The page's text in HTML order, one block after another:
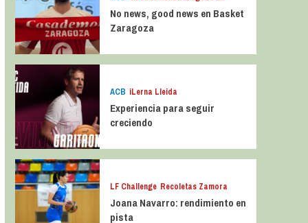
No news, good news en Basket
Zaragoza
ACB iLerna Lleida
Experiencia para seguir
creciendo
LF Challenge Recoletas Zamora
Joana Navarro: rendimiento en
pista